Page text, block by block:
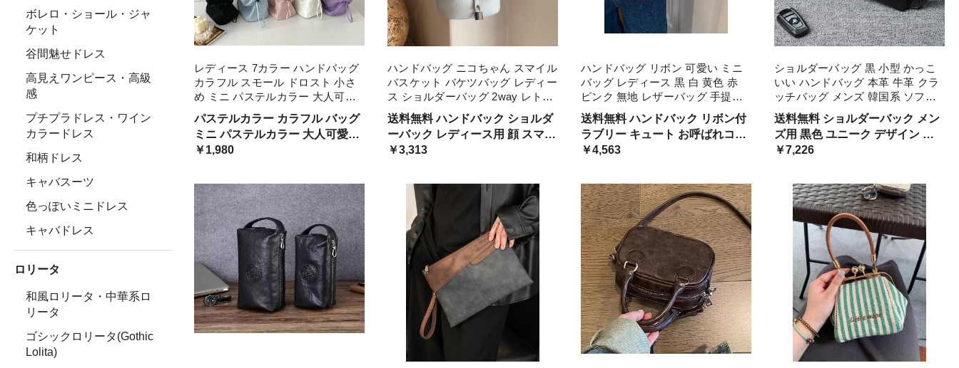
ボレロ・ショール・ジャ
ケット
谷間魅せドレス
高見えワンピース・高級
感
プチプラドレス・ワイン
カラードレス
和柄ドレス
キャバスーツ
色っぽいミニドレス
キャバドレス
ロリータ
和風ロリータ・中華系ロ
リータ
ゴシックロリータ(Gothic
Lolita)
レディース 7カラー ハンドバッグ
カラフル スモール ドロスト 小さ
め ミニ パステルカラー 大人可愛
い ママコーデ ママファッション
韓国 オルチャンファッション 人気
トレンド 新作 20代 30代 40代 バ
ッグ 鞄 かわいい きれいめ レトロ
パステルカラー カラフル バッグ
ミニ パステルカラー 大人可愛い
ファッション 韓国
￥1,980
ハンドバッグ ニコちゃん スマイル
バスケット バケツバッグ レディー
ス ショルダーバッグ 2way レトロ
可愛い 韓国系 黒 白 青 緑 ピンク
淡色 パステルカラー キュート 台
形型 春カラー
送料無料 ハンドバック ショルダ
ーバック レディース用 顔 スマイ
ルデザイン チャーム きれいめ マ
人可愛い 量産系 ガーリー 韓国女
￥3,313
ハンドバッグ リボン 可愛い ミニ
バッグ レディース 黒 白 黄色 赤
ピンク 無地 レザーバッグ 手提げ
手持ち 小型 個性的 くしゅくしゅ
フレンチ レトロ 小バッグ バケッ
ト バケツバ ガーリー
送料無料 ハンドバック リボン付
ラブリー キュート お呼ばれコー
デ パーティーバッグ レザーバッ
ーク 映える 存在感
￥4,563
ショルダーバッグ 黒 小型 かっこ
いい ハンドバッグ 本革 牛革 クラ
ッチバッグ メンズ 韓国系 ソフト
レザー 個性的 羽 フェザー ワニ革
クロコダイル 型押し 小バッグ 無
地 横型 ファ ブラック
送料無料 ショルダーバック メン
ズ用 黒色 ユニーク デザイン 模
様 動物 アニマル ジッパー 高級
ブ 高見え ソフトレザー クラシカ
￥7,226